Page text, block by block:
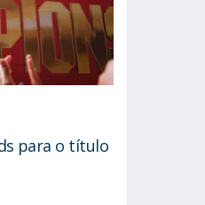
para o título